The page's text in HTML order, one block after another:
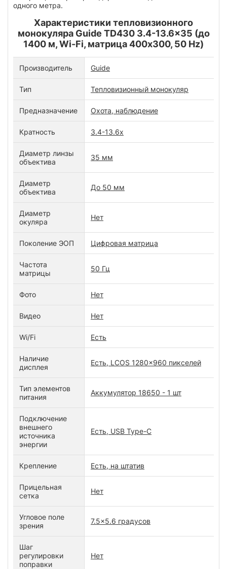
одного метра.
Характеристики тепловизионного
монокуляра Guide TD430 3.4-13.6x35 (до
1400 м, Wi-Fi, матрица 400x300, 50 Hz)
Производитель Guide
Тип Тепловизионный монокуляр
Предназначение Охота, наблюдение
Кратность 3.4-13.6x
Диаметр линзы
объектива
35 мм
Диаметр
объектива
До 50 мм
Диаметр
окуляра
Нет
Поколение ЭОП Цифровая матрица
Частота
матрицы
50 Гц
Фото Нет
Видео Нет
Wi/Fi Есть
Наличие
дисплея
Есть, LCOS 1280x960 пикселей
Тип элементов
питания
Аккумулятор 18650 - 1 шт
Подключение
внешнего
источника
энергии
Есть, USB Type-C
Крепление Есть, на штатив
Прицельная
сетка
Нет
Угловое поле
зрения
7.5×5.6 градусов
Шаг
регулировки
поправки
Нет